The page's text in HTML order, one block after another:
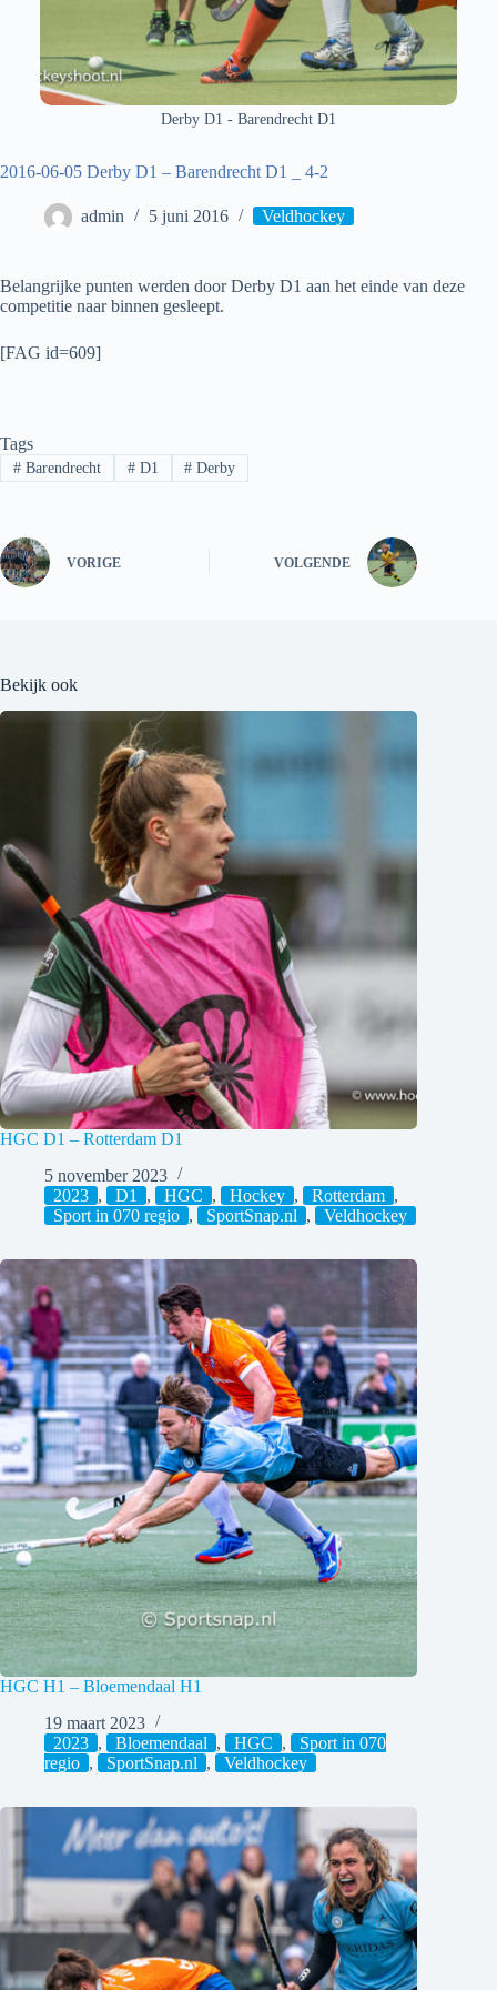
Derby D1 - Barendrecht D1
2016-06-05 Derby D1 – Barendrecht D1 _ 4-2
admin 5 juni 2016 Veldhockey
Belangrijke punten werden door Derby D1 aan het einde van deze
competitie naar binnen gesleept.
[FAG id=609]
Tags
#Barendrecht #D1 # Derby
VORIGE VOLGENDE
Bekijk ook
HGC D1 – Rotterdam D1
5 november 2023
2023 , D1 , HGC , Hockey , Rotterdam ,
Sport in 070 regio , SportSnap.nl , Veldhockey
HGC H1 – Bloemendaal H1
19 maart 2023
2023 , Bloemendaal , HGC ,
Sport in 070
regio , SportSnap.nl , Veldhockey